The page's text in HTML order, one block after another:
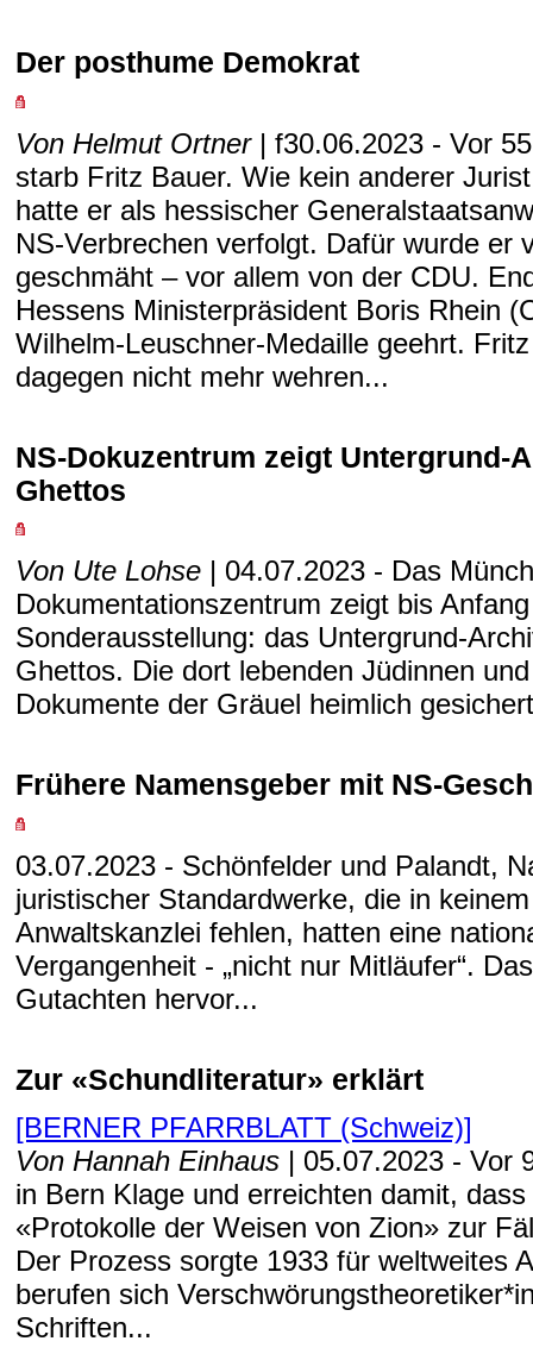
Der posthume Demokrat
Von Helmut Ortner| f30.06.2023 - Vor
starb Fritz Bauer. Wie kein anderer
hatte er als hessischer
NS-Verbrechen verfolgt. Dafür wurde er
geschmäht – vor allem von der CDU.
Hessens Ministerpräsident Boris Rhein
Wilhelm-Leuschner-Medaille geehrt.
dagegen nicht mehr wehren...
NS-Dokuzentrum zeigt Untergrund-
Ghettos
Von Ute Lohse | 04.07.2023 - Das
Dokumentationszentrum zeigt bis
Sonderausstellung: das Untergrund-
Ghettos. Die dort lebenden Jüdinnen
Dokumente der Gräuel heimlich
Frühere Namensgeber mit NS-
03.07.2023 - Schönfelder und Palandt,
juristischer Standardwerke, die in
Anwaltskanzlei fehlen, hatten eine
Vergangenheit - „nicht nur Mitläufer“.
Gutachten hervor...
Zur «Schundliteratur» erklärt
[BERNER PFARRBLATT (Schweiz)]
Von Hannah Einhaus | 05.07.2023 - Vor
in Bern Klage und erreichten damit,
«Protokolle der Weisen von Zion» zur
Der Prozess sorgte 1933 für weltweites
berufen sich
Schriften...